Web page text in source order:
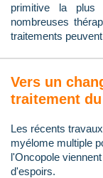
primitive la plus
nombreuses
traitements
Vers un
traitement
Les récents
myélome multiple
l'Oncopole
d'espoirs.